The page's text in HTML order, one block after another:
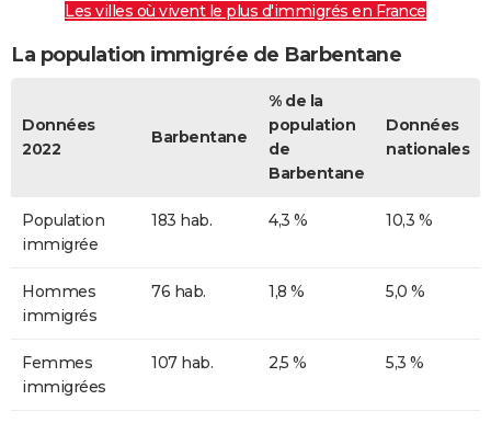
Les villes où vivent le plus d'immigrés en France
La population immigrée de Barbentane
Données
2022
Barbentane
% de la
population
de
Barbentane
Données
nationales
Population
immigrée
183 hab. 4,3 % 10,3 %
Hommes
immigrés
76 hab. 1,8 % 5,0 %
Femmes
immigrées
107 hab. 2,5 % 5,3 %